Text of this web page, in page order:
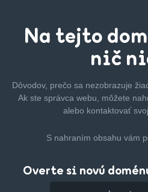
Na tejto
nič
Dôvodov, prečo sa nezobrazuje
Ak ste správca webu, môžete
alebo kontaktovať
S nahraním obsahu vám
Overte si novú